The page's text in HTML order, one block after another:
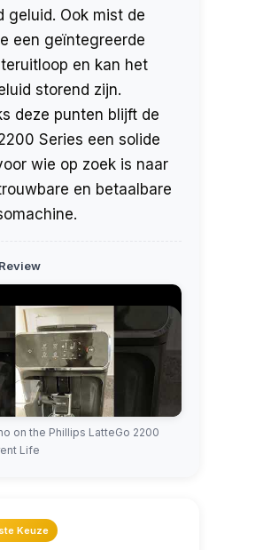
geluid. Ook mist de
een geïntegreerde
en kan het
storend zijn.
deze punten blijft de
Series een solide
wie op zoek is naar
en betaalbare
on the Phillips LatteGo 2200
Life
Keuze